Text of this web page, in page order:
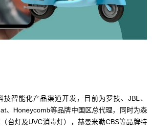
智能化产品渠道开发，目前为罗技、JBL、
、Honeycomb等品牌中国区总代理，同时为森
台灯及UVC消毒灯），赫曼米勒CBS等品牌特